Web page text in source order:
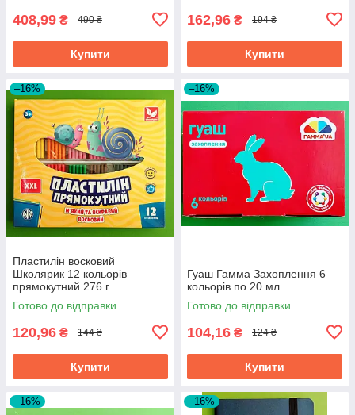
408,99 ₴ 490 ₴
Купити
162,96 ₴ 194 ₴
Купити
–16%
Пластилін восковий
Школярик 12 кольорів
прямокутний 276 г
Готово до відправки
120,96 ₴ 144 ₴
Купити
–16%
Гуаш Гамма Захоплення 6
кольорів по 20 мл
Готово до відправки
104,16 ₴ 124 ₴
Купити
–16% –16%